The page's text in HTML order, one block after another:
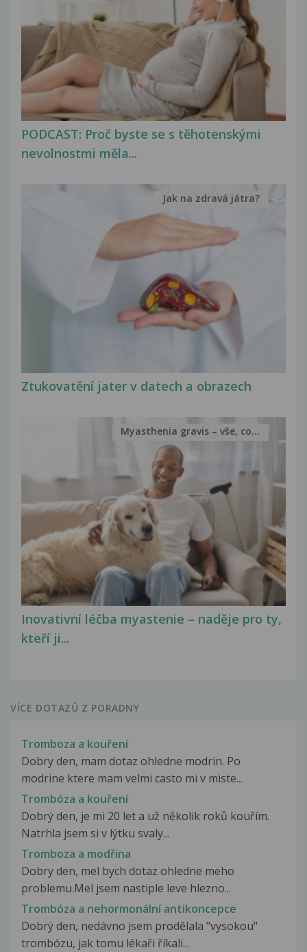
PODCAST: Proč byste se s těhotenskými
nevolnostmi měla...
Ztukovatění jater v datech a obrazech
Jak na zdravá játra?
Inovativní léčba myastenie – naděje pro ty,
kteří ji...
Myasthenia gravis – vše, co...
VÍCE DOTAZŮ Z PORADNY
Tromboza a kouření
Dobry den, mam dotaz ohledne modrin. Po
modrine ktere mam velmi casto mi v miste...
Trombóza a kouření
Dobrý den, je mi 20 let a už několik roků kouřím.
Natrhla jsem si v lýtku svaly...
Tromboza a modřina
Dobry den, mel bych dotaz ohledne meho
problemu.Mel jsem nastiple leve hlezno...
Trombóza a nehormonální antikoncepce
Dobrý den, nedávno jsem prodělala "vysokou"
trombózu, jak tomu lékaři říkali...